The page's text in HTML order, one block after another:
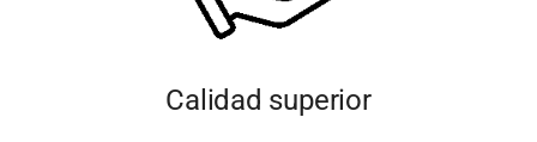
Calidad superior